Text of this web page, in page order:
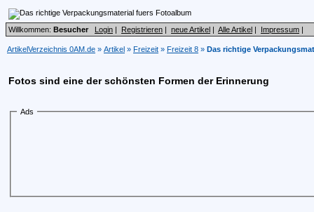
Willkommen: Besucher Login | Registrieren | neue Artikel | Alle Artikel | Impressum |
ArtikelVerzeichnis 0AM.de » Artikel » Freizeit » Freizeit 8 » Das richtige
Fotos sind eine der schönsten Formen der Erinnerung
Ads